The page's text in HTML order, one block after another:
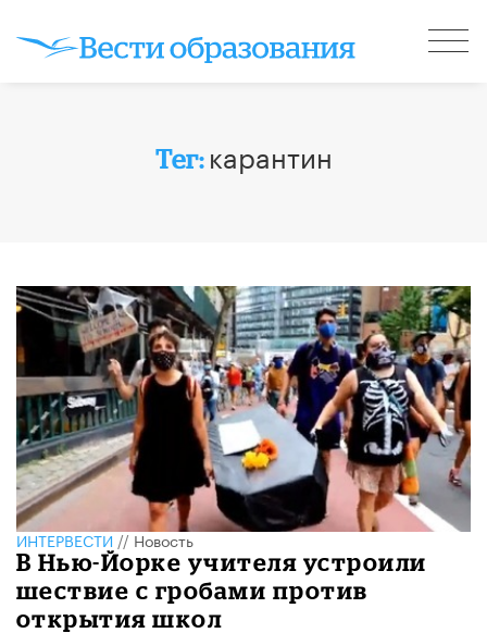
Тег: карантин
ИНТЕРВЕСТИ//Новость
В Нью-Йорке учителя устроили
шествие с гробами против
открытия школ